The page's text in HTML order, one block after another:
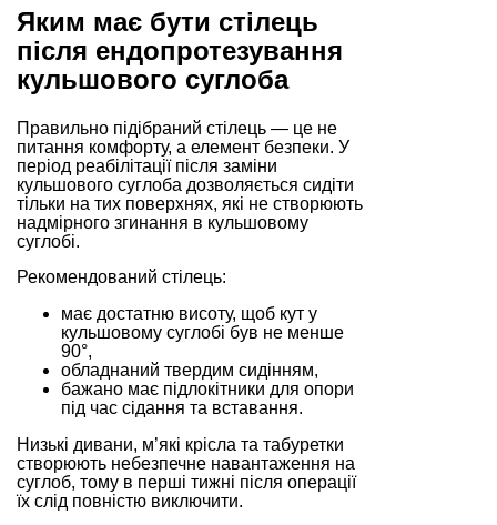
Яким має бути стілець
після ендопротезування
кульшового суглоба
Правильно підібраний стілець — це не
питання комфорту, а елемент безпеки. У
період реабілітації після заміни
кульшового суглоба дозволяється сидіти
тільки на тих поверхнях, які не створюють
надмірного згинання в кульшовому
суглобі.
Рекомендований стілець:
має достатню висоту, щоб кут у
кульшовому суглобі був не менше
90°,
обладнаний твердим сидінням,
бажано має підлокітники для опори
під час сідання та вставання.
Низькі дивани, м’які крісла та табуретки
створюють небезпечне навантаження на
суглоб, тому в перші тижні після операції
їх слід повністю виключити.